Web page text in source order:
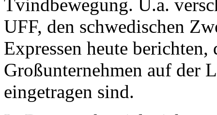
Tvindbewegung. U.a.
UFF, den schwedischen
Expressen heute
Großunternehmen auf der
eingetragen sind.